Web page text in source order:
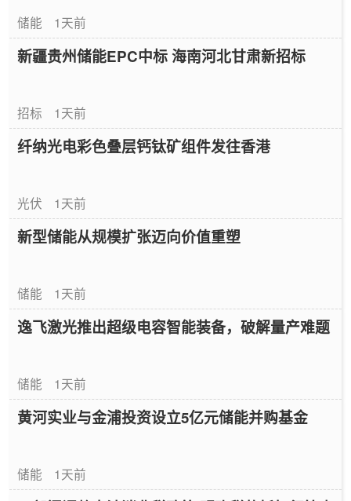
储能 1天前
新疆贵州储能EPC中标 海南河北甘肃新招标
招标 1天前
纤纳光电彩色叠层钙钛矿组件发往香港
光伏 1天前
新型储能从规模扩张迈向价值重塑
储能 1天前
逸飞激光推出超级电容智能装备，破解量产难题
储能 1天前
黄河实业与金浦投资设立5亿元储能并购基金
储能 1天前